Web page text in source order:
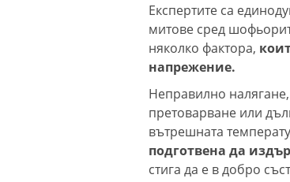
Експертите са
митове сред
няколко фактора,
напрежение.
Неправилно
претоварване или
вътрешната
подготвена да
стига да е в добро